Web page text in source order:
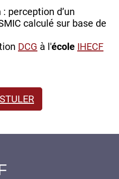
perception d’un
calculé sur base de
DCG à l'école IHECF